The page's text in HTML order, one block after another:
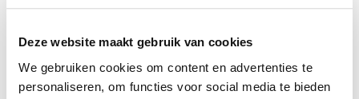
Deze website maakt gebruik van cookies
We gebruiken cookies om content en advertenties te
personaliseren, om functies voor social media te bieden
E-mail*